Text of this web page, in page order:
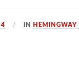
IN HEMINGWAY